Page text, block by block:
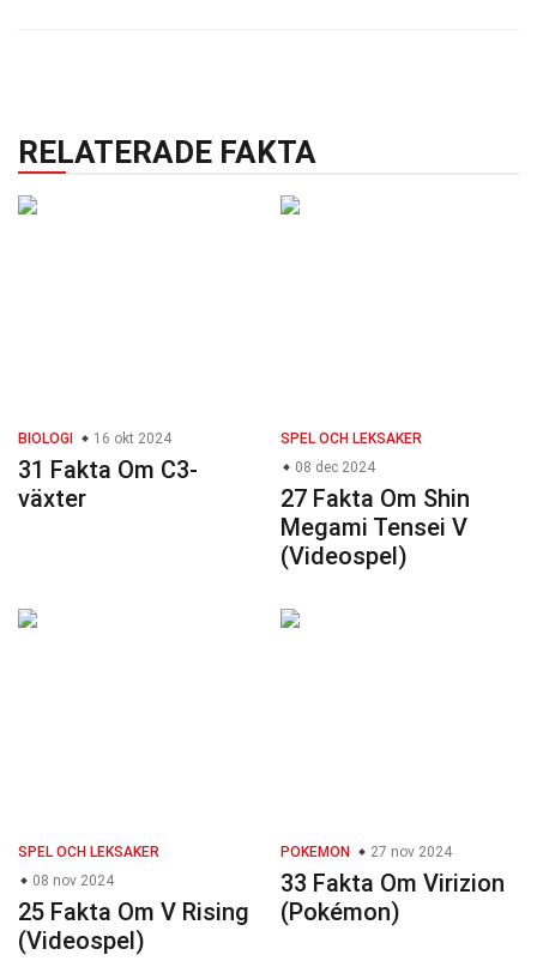
RELATERADE FAKTA
BIOLOGI 16 okt 2024
31 Fakta Om C3-
växter
SPEL OCH LEKSAKER
08 dec 2024
27 Fakta Om Shin
Megami Tensei V
(Videospel)
SPEL OCH LEKSAKER
08 nov 2024
25 Fakta Om V Rising
(Videospel)
POKEMON 27 nov 2024
33 Fakta Om Virizion
(Pokémon)